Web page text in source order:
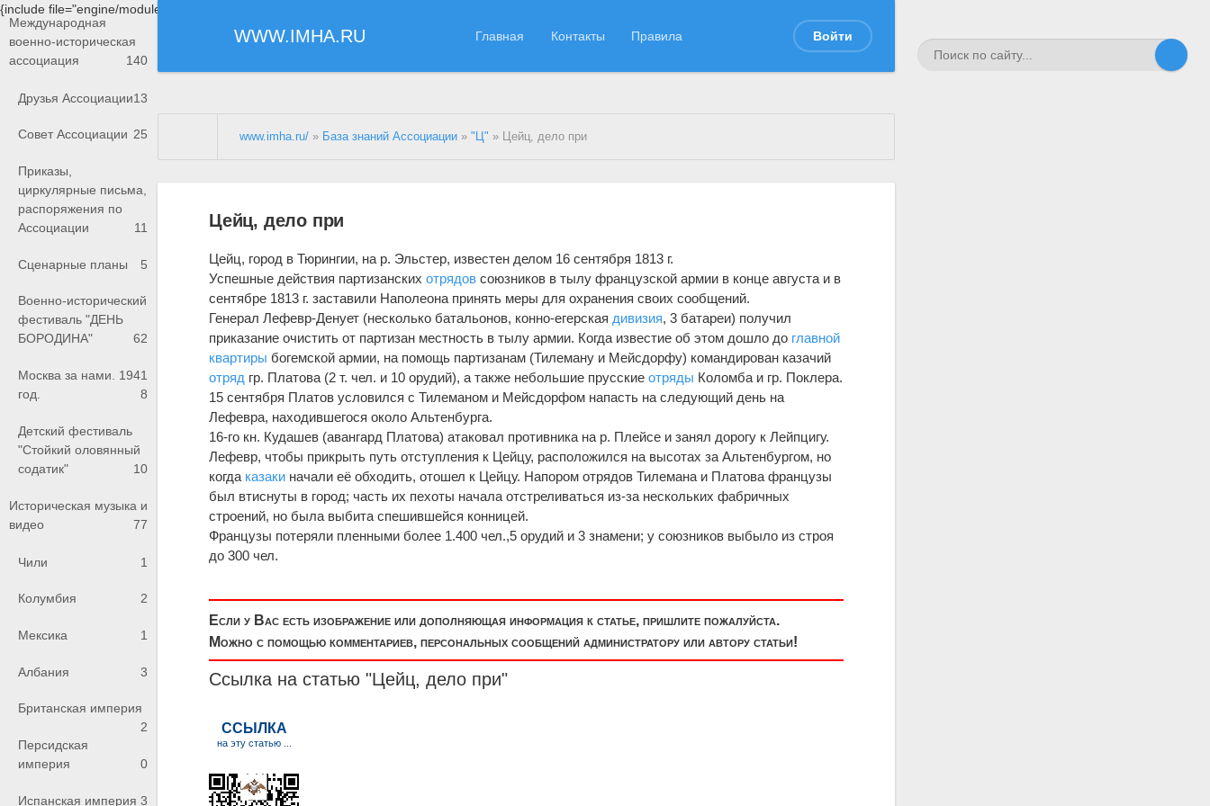
{include file="engine/modules/saperu/head.php"}
WWW.IMHA.RU Главная Контакты Правила Войти
Международная
военно-историческая
ассоциация
140
Друзья Ассоциации13
Совет Ассоциации 25
Приказы,
циркулярные письма,
распоряжения по
Ассоциации
11
Сценарные планы 5
Военно-исторический
фестиваль "ДЕНЬ
БОРОДИНА"
62
Москва за нами. 1941
год.
8
Детский фестиваль
"Стойкий оловянный
содатик"
10
Историческая музыка и
видео
77
Чили 1
Колумбия 2
Мексика 1
Албания 3
Британская империя
2
Персидская
империя
0
Испанская империя 3
www.imha.ru/ » База знаний Ассоциации »"Ц" » Цейц, дело при
Цейц, дело при
Цейц, город в Тюрингии, на р. Эльстер, известен делом 16 сентября 1813 г.
Успешные действия партизанскихотрядов союзников в тылу французской армии в конце августа и в
сентябре 1813 г. заставили Наполеона принять меры для охранения своих сообщений.
Генерал Лефевр-Денует (несколько батальонов, конно-егерская дивизия, 3 батареи) получил
приказание очистить от партизан местность в тылу армии. Когда известие об этом дошло до главной
квартиры богемской армии, на помощь партизанам (Тилеману и Мейсдорфу) командирован казачий
отряд гр. Платова (2 т. чел. и 10 орудий), а также небольшие прусскиеотряды Коломба и гр. Поклера.
15 сентября Платов условился с Тилеманом и Мейсдорфом напасть на следующий день на
Лефевра, находившегося около Альтенбурга.
16-го кн. Кудашев (авангард Платова) атаковал противника на р. Плейсе и занял дорогу к Лейпцигу.
Лефевр, чтобы прикрыть путь отступления к Цейцу, расположился на высотах за Альтенбургом, но
когда казаки начали её обходить, отошел к Цейцу. Напором отрядов Тилемана и Платова французы
был втиснуты в город; часть их пехоты начала отстреливаться из-за нескольких фабричных
строений, но была выбита спешившейся конницей.
Французы потеряли пленными более 1.400 чел.,5 орудий и 3 знамени; у союзников выбыло из строя
до 300 чел.
Если у Вас есть изображение или дополняющая информация к статье, пришлите пожалуйста.
Можно с помощью комментариев, персональных сообщений администратору или автору статьи!
Ссылка на статью "Цейц, дело при"